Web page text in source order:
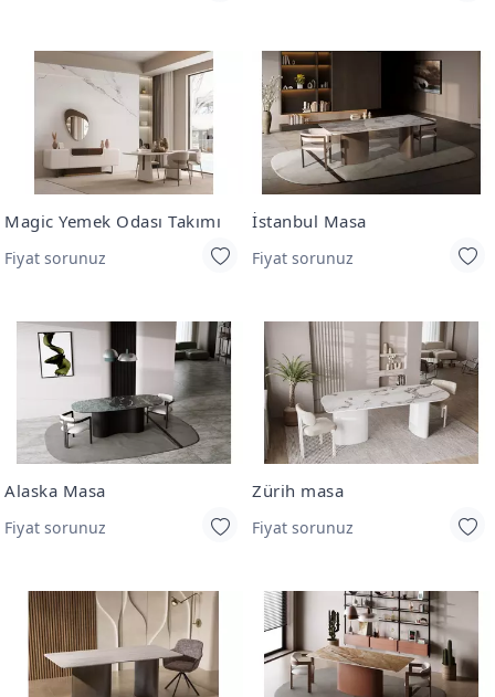
Magic Yemek Odası Takımı
Fiyat sorunuz
İstanbul Masa
Fiyat sorunuz
Alaska Masa
Fiyat sorunuz
Zürih masa
Fiyat sorunuz